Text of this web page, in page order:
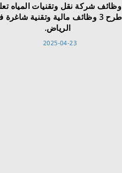
وظائف شركة نقل وتقنيات المياه
طرح 3 وظائف مالية وتقنية
الرياض.
2025-04-23